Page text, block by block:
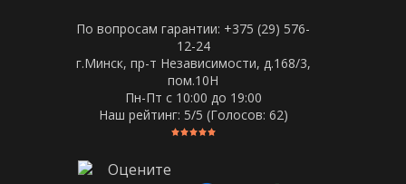
По вопросам гарантии: +375 (29) 576-
12-24
г.Минск, пр-т Независимости, д.168/3,
пом.10Н
Пн-Пт c 10:00 до 19:00
Наш рейтинг: 5/5 (Голосов: 62)